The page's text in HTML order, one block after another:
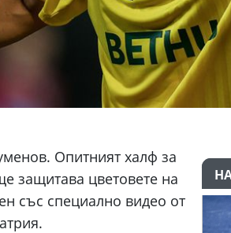
Опитният халф за
защитава цветовете на
със специално видео от